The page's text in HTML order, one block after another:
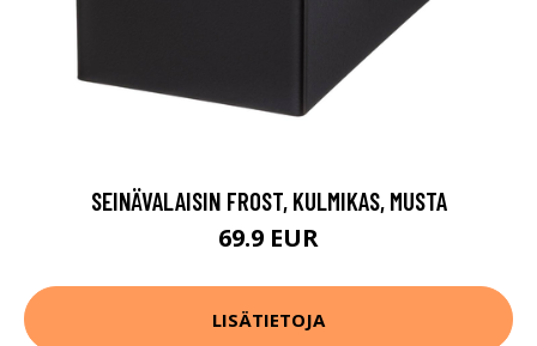
SEINÄVALAISIN FROST, KULMIKAS, MUSTA
69.9 EUR
LISÄTIETOJA